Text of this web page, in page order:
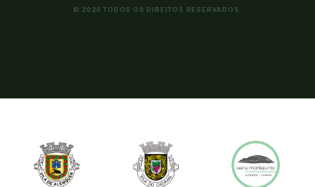
© 2020 TODOS OS DIREITOS RESERVADOS.